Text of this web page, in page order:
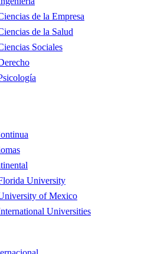
de la Empresa
de la Salud
Sociales
University
of Mexico
Universities